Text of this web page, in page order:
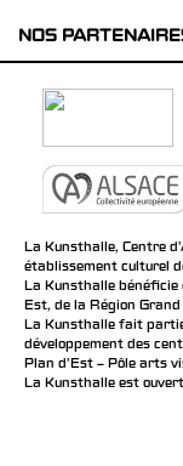
NOS
La Kunsthalle, Centre
établissement culturel
La Kunsthalle bénéficie
Est, de la Région
La Kunsthalle fait
développement des
Plan d’Est – Pôle arts
La Kunsthalle est